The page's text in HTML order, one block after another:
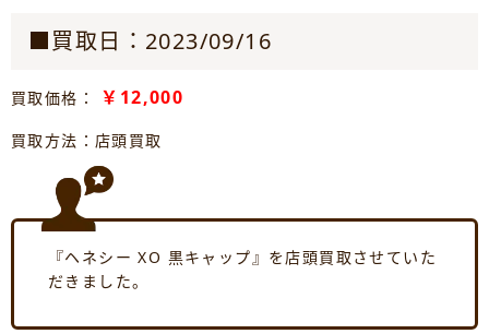
■買取日：2023/09/16
買取価格： ￥12,000
買取方法：店頭買取
『ヘネシー XO 黒キャップ』を店頭買取させていた
だきました。